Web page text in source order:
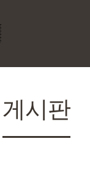
게시판